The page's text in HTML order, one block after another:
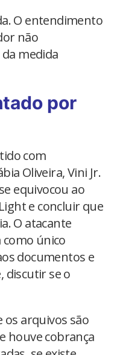
O entendimento
não
medida
por
com
Oliveira, Vini Jr.
equivocou ao
e concluir que
O atacante
único
documentos e
discutir se o
arquivos são
houve cobrança